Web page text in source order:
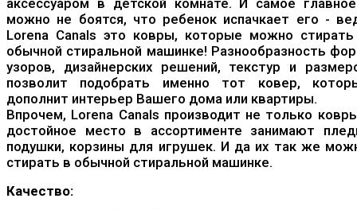
можно не боятся, что ребенок испачкает его -
Lorena Canals это ковры, которые можно
обычной стиральной машинке! Разнообразность
узоров, дизайнерских решений, текстур и
позволит подобрать именно тот ковер,
дополнит интерьер Вашего дома или квартиры.
Впрочем, Lorena Canals производит не только
достойное место в ассортименте занимают
подушки, корзины для игрушек. И да их так же
стирать в обычной стиральной машинке.
Качество: